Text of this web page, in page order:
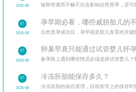
2026-08
07
2026-08
孕早期必看，哪些威胁胎儿的
07
2026-08
卵巢早衰只能通过试管婴儿怀
07
2026-08
冷冻胚胎能保存多久？